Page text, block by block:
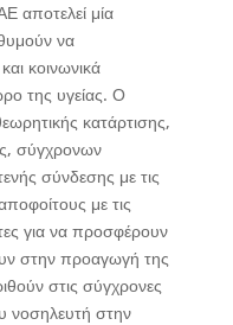
αποτελεί μία
να
κοινωνικά
της υγείας. Ο
κατάρτισης,
σύγχρονων
σύνδεσης με τις
με τις
για να προσφέρουν
στην προαγωγή της
στις σύγχρονες
νοσηλευτή στην